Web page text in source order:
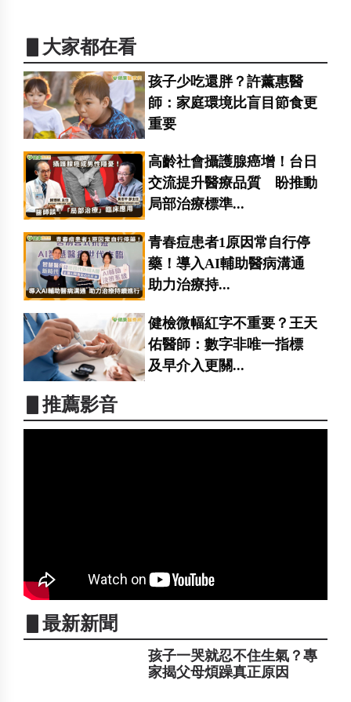
▋大家都在看
孩子少吃還胖？許薰惠醫
師：家庭環境比盲目節食更
重要
高齡社會攝護腺癌增！台日
交流提升醫療品質 盼推動
局部治療標準...
青春痘患者1原因常自行停
藥！導入AI輔助醫病溝通
助力治療持...
健檢微幅紅字不重要？王天
佑醫師：數字非唯一指標
及早介入更關...
▋推薦影音
▋最新新聞
孩子一哭就忍不住生氣？專
家揭父母煩躁真正原因